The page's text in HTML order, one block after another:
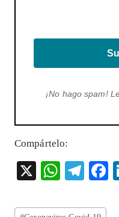
¡No hago spam!
Compártelo:
X
W
ts
T
eg
F
Etiquetas